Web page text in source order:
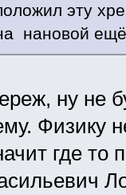
эту
нановой
ну не
Физику
где